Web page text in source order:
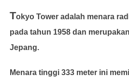
Tokyo Tower adalah menara
pada tahun 1958 dan
Jepang.
Menara tinggi 333 meter ini